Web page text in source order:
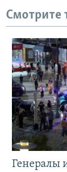
Смотрите
Генералы